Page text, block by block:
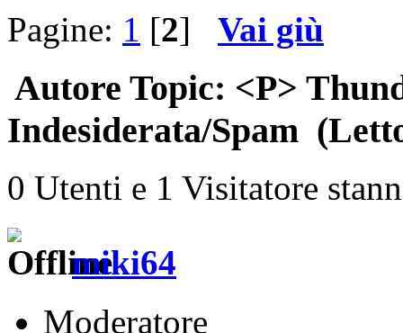
Pagine: 1 [2] Vai giù
Autore Topic: <P>
Indesiderata/Spam
0 Utenti e 1 Visitatore
miki64
Moderatore